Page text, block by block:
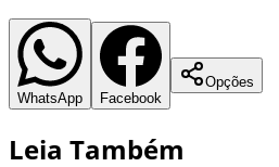
WhatsApp Facebook
Opções
Leia Também